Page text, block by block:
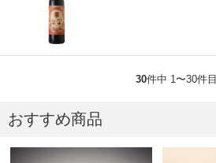
30件中 1〜30件目
おすすめ商品